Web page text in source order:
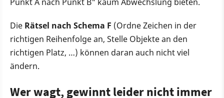
Die Rätsel nach Schema F (Ordne Zeichen in der
richtigen Reihenfolge an, Stelle Objekte an den
richtigen Platz, …) können daran auch nicht viel
ändern.
Wer wagt, gewinnt leider nicht immer